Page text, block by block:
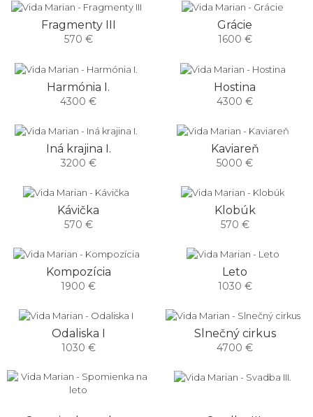
Fragmenty III
570 €
Grácie
1600 €
Harmónia I.
4300 €
Hostina
4300 €
Iná krajina I.
3200 €
Kaviareň
5000 €
Kávička
570 €
Klobúk
570 €
Kompozícia
1900 €
Leto
1030 €
Odaliska I
1030 €
Slnečný cirkus
4700 €